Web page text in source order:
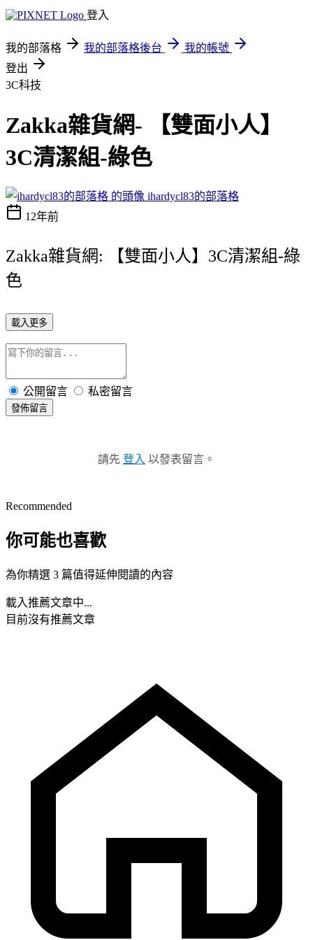
登入
我的部落格 我的部落格後台
我的帳號
登出
3C科技
Zakka雜貨網- 【雙面小人】
3C清潔組-綠色
ihardycl83的部落格
12年前
Zakka雜貨網: 【雙面小人】3C清潔組-綠
色
載入更多
公開留言 私密留言
發佈留言
請先 登入 以發表留言。
Recommended
你可能也喜歡
為你精選 3 篇值得延伸閱讀的內容
載入推薦文章中...
目前沒有推薦文章